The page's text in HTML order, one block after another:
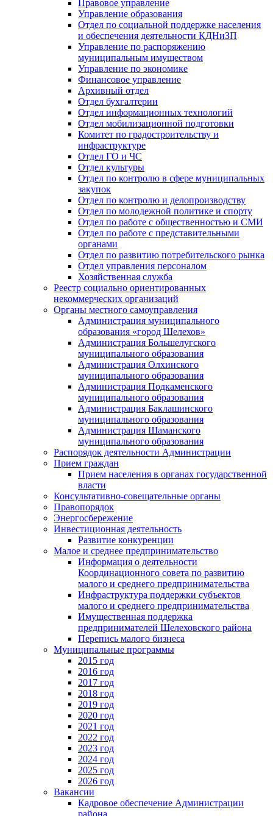
Правовое управление
Управление образования
Отдел по социальной поддержке населения
и обеспечения деятельности КДНиЗП
Управление по распоряжению
муниципальным имуществом
Управление по экономике
Финансовое управление
Архивный отдел
Отдел бухгалтерии
Отдел информационных технологий
Отдел мобилизационной подготовки
Комитет по градостроительству и
инфраструктуре
Отдел ГО и ЧС
Отдел культуры
Отдел по контролю в сфере муниципальных
закупок
Отдел по контролю и делопроизводству
Отдел по молодежной политике и спорту
Отдел по работе с общественностью и СМИ
Отдел по работе с представительными
органами
Отдел по развитию потребительского рынка
Отдел управления персоналом
Хозяйственная служба
Реестр социально ориентированных
некоммерческих организаций
Органы местного самоуправления
Администрация муниципального
образования «город Шелехов»
Администрация Большелугского
муниципального образования
Администрация Олхинского
муниципального образования
Администрация Подкаменского
муниципального образования
Администрация Баклашинского
муниципального образования
Администрация Шаманского
муниципального образования
Распорядок деятельности Администрации
Прием граждан
Прием населения в органах государственной
власти
Консультативно-совещательные органы
Правопорядок
Энергосбережение
Инвестиционная деятельность
Развитие конкуренции
Малое и среднее предпринимательство
Информация о деятельности
Координационного совета по развитию
малого и среднего предпринимательства
Инфраструктура поддержки субъектов
малого и среднего предпринимательства
Имущественная поддержка
предпринимателей Шелеховского района
Перепись малого бизнеса
Муниципальные программы
2015 год
2016 год
2017 год
2018 год
2019 год
2020 год
2021 год
2022 год
2023 год
2024 год
2025 год
2026 год
Вакансии
Кадровое обеспечение Администрации
района